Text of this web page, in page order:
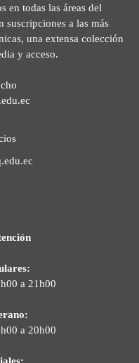
en todas las áreas del
suscripciones a las más
una extensa colección
y acceso.
a 21h00
a 20h00